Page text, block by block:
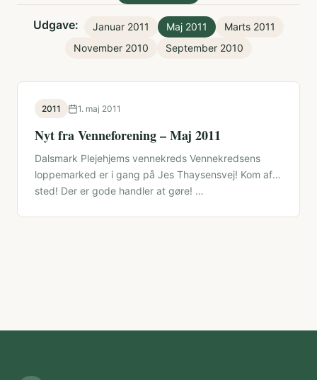
Udgave: Januar 2011 Maj 2011
Marts 2011
November 2010
September 2010
2011 1. maj 2011
Nyt fra Venneforening – Maj 2011
Dalsmark Plejehjems vennekreds Vennekredsens
loppemarked er i gang på Jes Thaysensvej! Kom af
sted! Der er gode handler at gøre! …